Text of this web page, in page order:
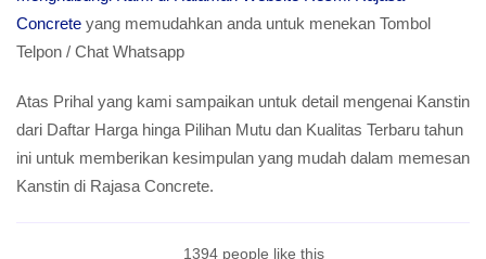
Concrete yang memudahkan anda untuk menekan Tombol
Telpon / Chat Whatsapp
Atas Prihal yang kami sampaikan untuk detail mengenai Kanstin
dari Daftar Harga hinga Pilihan Mutu dan Kualitas Terbaru tahun
ini untuk memberikan kesimpulan yang mudah dalam memesan
Kanstin di Rajasa Concrete.
1394 people like this